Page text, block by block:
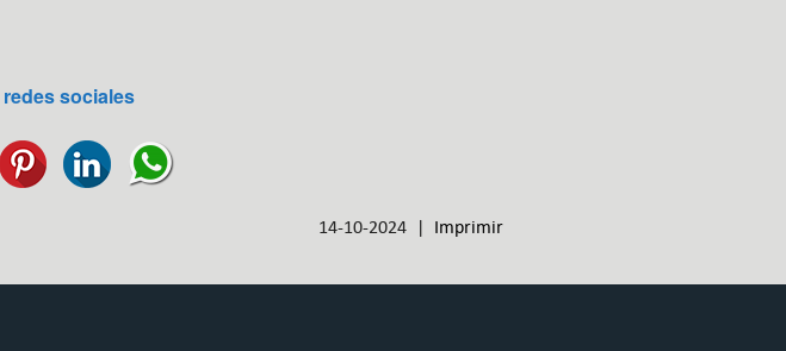
sociales
14-10-2024 | Imprimir